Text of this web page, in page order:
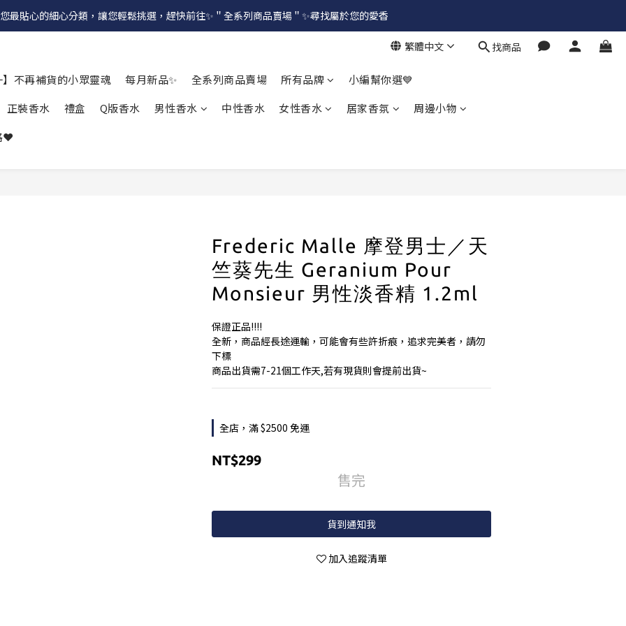
最貼心的細心分類，讓您輕鬆挑選，趕快前往✨＂全系列商品賣場＂✨尋找屬於您的愛香
繁體中文 找商品
不再補貨的小眾靈魂 每月新品✨ 全系列商品賣場 所有品牌
小編幫你選💙
正裝香水
禮盒 Q版香水 男性香水 中性香水 女性香水 居家香氛
周邊小物
❤️
Frederic Malle 摩登男士／天
竺葵先生 Geranium Pour
Monsieur 男性淡香精 1.2ml
保證正品!!!!
全新，商品經長途運輸，可能會有些許折痕，追求完美者，請勿
下標
商品出貨需7-21個工作天,若有現貨則會提前出貨~
全店，滿 $2500 免運
NT$299
售完
貨到通知我
加入追蹤清單